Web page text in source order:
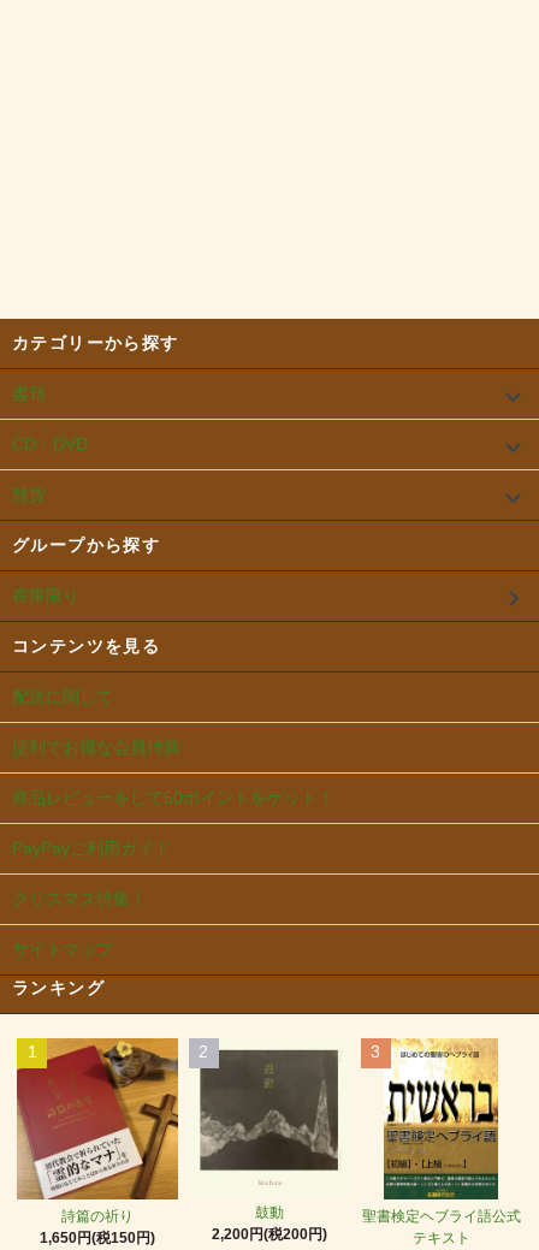
カテゴリーから探す
書籍
CD・DVD
雑貨
グループから探す
在庫限り
コンテンツを見る
配送に関して
便利でお得な会員特典
商品レビューをして50ポイントをゲット！
PayPayご利用ガイド
クリスマス特集！
サイトマップ
ランキング
1
詩篇の祈り
1,650円(税150円)
2
鼓動
2,200円(税200円)
3
聖書検定ヘブライ語公式
テキスト